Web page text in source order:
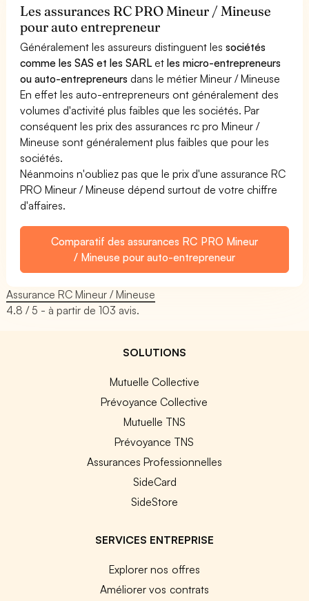
Les assurances RC PRO Mineur / Mineuse
pour auto entrepreneur
Généralement les assureurs distinguent lessociétés
comme les SAS et les SARL etles micro-entrepreneurs
ou auto-entrepreneurs dans le métier Mineur / Mineuse
En effet les auto-entrepreneurs ont généralement des
volumes d'activité plus faibles que les sociétés. Par
conséquent les prix des assurances rc pro Mineur /
Mineuse sont généralement plus faibles que pour les
sociétés.
Néanmoins n'oubliez pas que le prix d'une assurance RC
PRO Mineur / Mineuse dépend surtout de votre chiffre
d'affaires.
Comparatif des assurances RC PRO Mineur
/ Mineuse pour auto-entrepreneur
Assurance RC Mineur / Mineuse
4.8 / 5 - à partir de103 avis.
SOLUTIONS
Mutuelle Collective
Prévoyance Collective
Mutuelle TNS
Prévoyance TNS
Assurances Professionnelles
SideCard
SideStore
SERVICES ENTREPRISE
Explorer nos offres
Améliorer vos contrats